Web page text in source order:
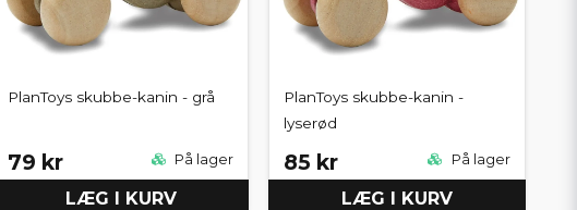
PlanToys skubbe-kanin - grå
79 kr På lager
LÆG I KURV
PlanToys skubbe-kanin -
lyserød
85 kr På lager
LÆG I KURV